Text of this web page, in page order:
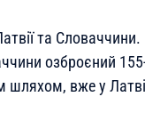
та
озброєний
шляхом, вже у